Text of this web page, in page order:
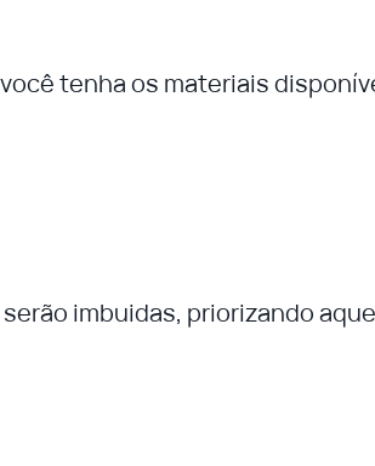
tenha os materiais
imbuidas, priorizando